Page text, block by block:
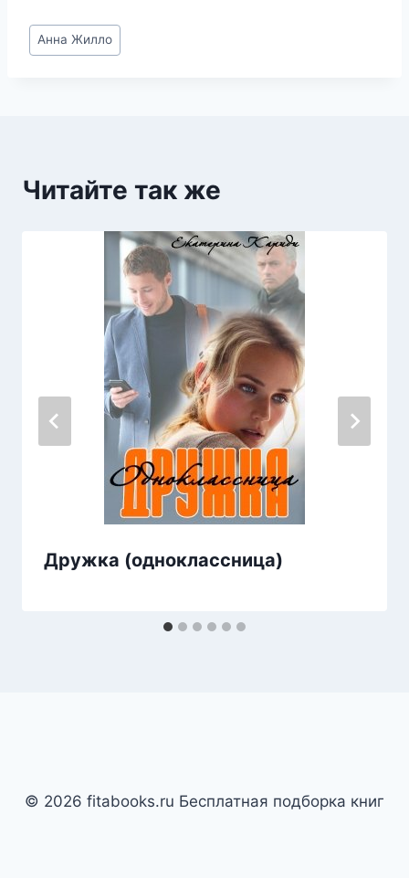
Метки
записи:
Анна Жилло
Читайте так же
Дружка (одноклассница)
© 2026 fitabooks.ru Бесплатная подборка книг